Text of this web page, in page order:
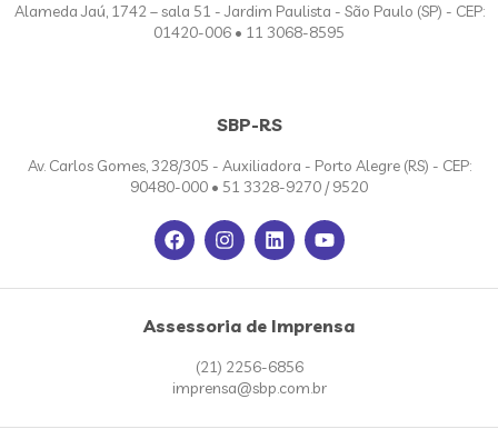
Alameda Jaú, 1742 – sala 51 - Jardim Paulista - São Paulo (SP) - CEP:
01420-006 • 11 3068-8595
SBP-RS
Av. Carlos Gomes, 328/305 - Auxiliadora - Porto Alegre (RS) - CEP:
90480-000 • 51 3328-9270 / 9520
Assessoria de Imprensa
(21) 2256-6856
imprensa@sbp.com.br